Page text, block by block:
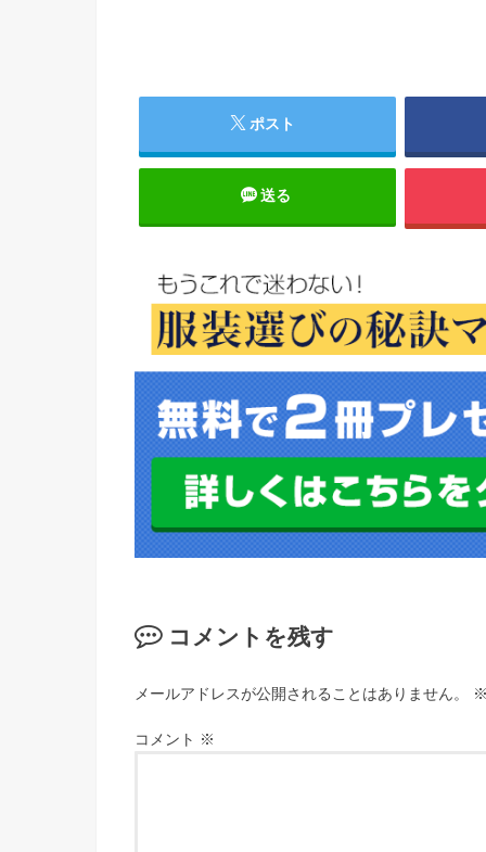
ポスト
送る
コメントを残す
メールアドレスが公開されることはありません。
コメント ※